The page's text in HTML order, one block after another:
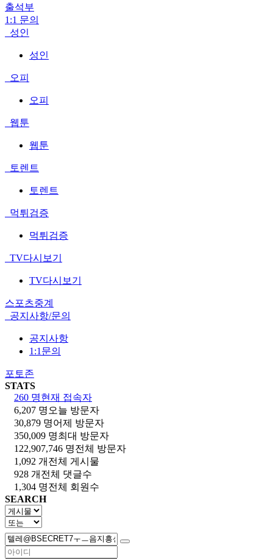
출석부
1:1 문의
성인
성인
오피
오피
웹툰
웹툰
토렌트
토렌트
먹튀검증
먹튀검증
TV다시보기
TV다시보기
스포츠중계
공지사항/문의
공지사항
1:1문의
포토존
STATS
260 명현재 접속자
6,207 명 오늘 방문자
30,879 명어제 방문자
350,009 명최대 방문자
122,907,746 명전체 방문자
1,092 개 전체 게시물
928 개 전체 댓글수
1,304 명전체 회원수
SEARCH